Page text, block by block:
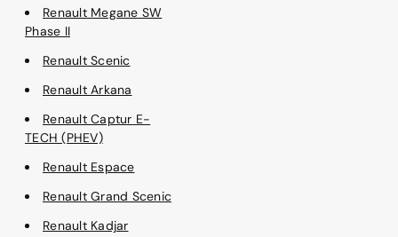
Renault Megane SW
Phase II
Renault Scenic
Renault Arkana
Renault Captur E-
TECH (PHEV)
Renault Espace
Renault Grand Scenic
Renault Kadjar